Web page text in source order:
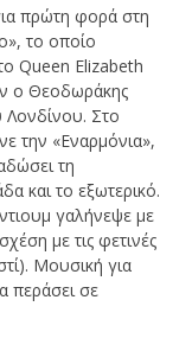
πρώτη φορά στη
το οποίο
Queen Elizabeth
ο Θεοδωράκης
Λονδίνου. Στο
την «Εναρμόνια»,
τη
και το εξωτερικό.
γαλήνεψε με
με τις φετινές
Μουσική για
περάσει σε